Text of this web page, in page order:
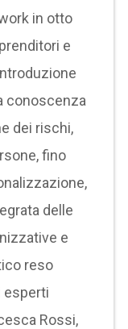
in otto
e
conoscenza
dei rischi,
fino
delle
e
reso
esperti
Rossi,